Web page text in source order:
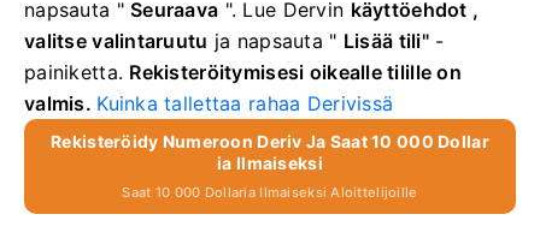
napsauta "Seuraava ". Lue Dervin käyttöehdot ,
valitsevalintaruutu ja napsauta " Lisää tili"-
painiketta. Rekisteröitymisesi oikealle tilille on
valmis. Kuinka tallettaa rahaa Derivissä
Rekisteröidy Numeroon Deriv Ja Saat 10 000 Dollar
Ia Ilmaiseksi
Saat 10 000 Dollaria Ilmaiseksi Aloittelijoille